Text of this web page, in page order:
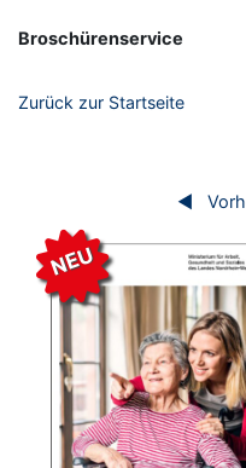
Broschürenservice
Zurück zur Startseite
NEU